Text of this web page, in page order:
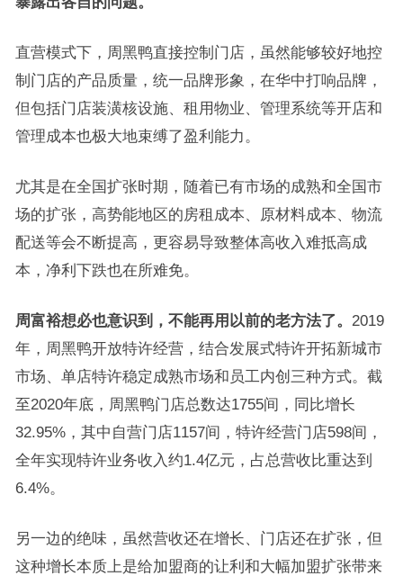
直营模式下，周黑鸭直接控制门店，虽然能够较好地控
制门店的产品质量，统一品牌形象，在华中打响品牌，
但包括门店装潢核设施、租用物业、管理系统等开店和
管理成本也极大地束缚了盈利能力。
尤其是在全国扩张时期，随着已有市场的成熟和全国市
场的扩张，高势能地区的房租成本、原材料成本、物流
配送等会不断提高，更容易导致整体高收入难抵高成
本，净利下跌也在所难免。
周富裕想必也意识到，不能再用以前的老方法了。 2019
年，周黑鸭开放特许经营，结合发展式特许开拓新城市
市场、单店特许稳定成熟市场和员工内创三种方式。截
至2020年底，周黑鸭门店总数达1755间，同比增长
32.95%，其中自营门店1157间，特许经营门店598间，
全年实现特许业务收入约1.4亿元，占总营收比重达到
6.4%。
另一边的绝味，虽然营收还在增长、门店还在扩张，但
这种增长本质上是给加盟商的让利和大幅加盟扩张带来